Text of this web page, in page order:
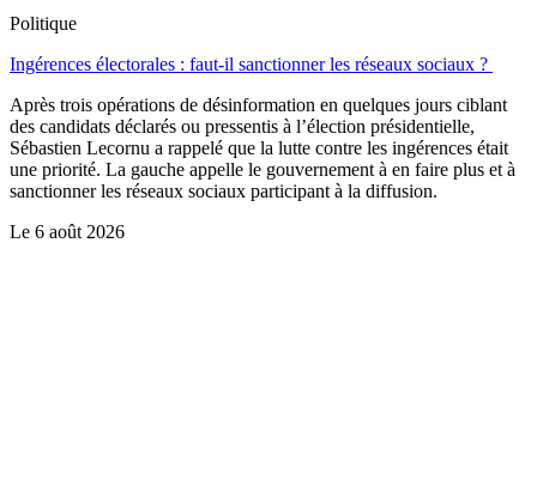
Politique
Ingérences électorales : faut-il sanctionner les réseaux sociaux ?
Après trois opérations de désinformation en quelques jours ciblant
des candidats déclarés ou pressentis à l’élection présidentielle,
Sébastien Lecornu a rappelé que la lutte contre les ingérences était
une priorité. La gauche appelle le gouvernement à en faire plus et à
sanctionner les réseaux sociaux participant à la diffusion.
Le 6 août 2026